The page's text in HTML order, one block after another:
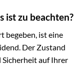
ist zu beachten?
begeben, ist eine
Der Zustand
Sicherheit auf Ihrer